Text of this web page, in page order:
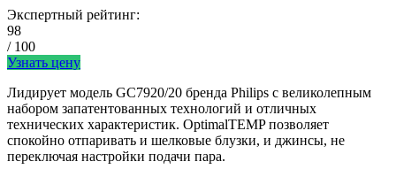
Экспертный рейтинг:
98
/ 100
Узнать цену
Лидирует модель GC7920/20 бренда Philips с великолепным
набором запатентованных технологий и отличных
технических характеристик. OptimalTEMP позволяет
спокойно отпаривать и шелковые блузки, и джинсы, не
переключая настройки подачи пара.